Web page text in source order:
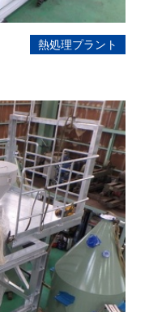
熱処理プラント